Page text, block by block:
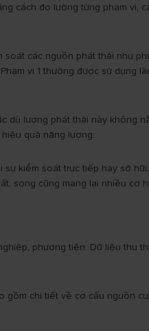
cách đo lường từng phạm vi,
soát các nguồn phát thải như
vi 1 thường được sử dụng
dù lượng phát thải này không
quả năng lượng.
kiểm soát trực tiếp hay sở
song cũng mang lại nhiều cơ
phương tiện. Dữ liệu thu
gồm chi tiết về cơ cấu nguồn